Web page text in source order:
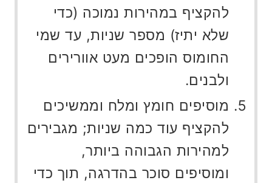
להקציף במהירות נמוכה (כדי
שלא יתיז) מספר שניות, עד שמי
החומוס הופכים מעט אוורירים
ולבנים.
מוסיפים חומץ ומלח וממשיכים
להקציף עוד כמה שניות; מגבירים
למהירות הגבוהה ביותר,
ומוסיפים סוכר בהדרגה, תוך כדי